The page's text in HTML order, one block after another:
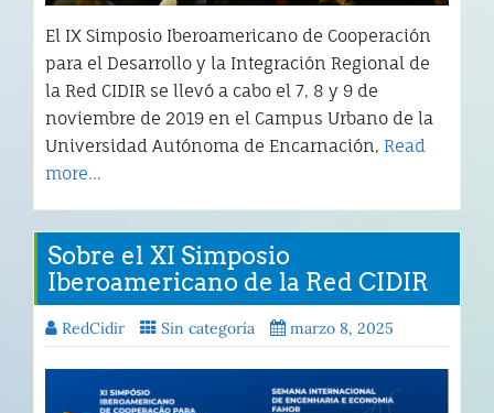
El IX Simposio Iberoamericano de Cooperación
para el Desarrollo y la Integración Regional de
la Red CIDIR se llevó a cabo el 7, 8 y 9 de
noviembre de 2019 en el Campus Urbano de la
Universidad Autónoma de Encarnación, Read
more…
Sobre el XI Simposio
Iberoamericano de la Red CIDIR
RedCidir Sin categoría marzo 8, 2025